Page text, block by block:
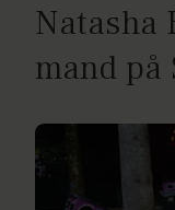
Natasha
mand på